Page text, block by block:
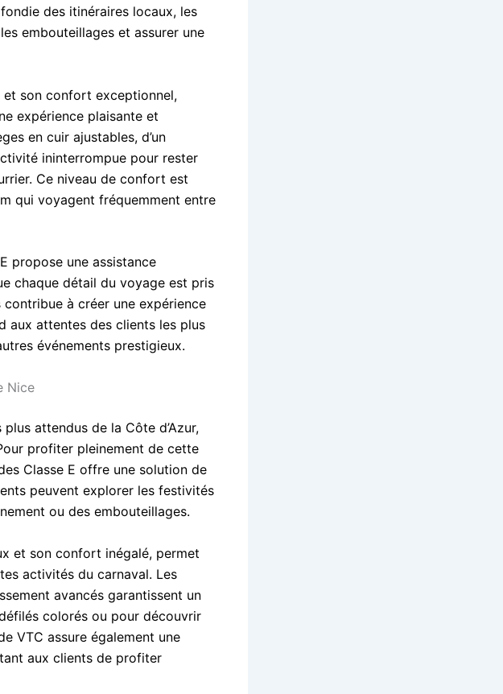
des itinéraires locaux, les
embouteillages et assurer une
et son confort exceptionnel,
expérience plaisante et
en cuir ajustables, d’un
ininterrompue pour rester
Ce niveau de confort est
qui voyagent fréquemment entre
propose une assistance
chaque détail du voyage est pris
à créer une expérience
aux attentes des clients les plus
événements prestigieux.
Nice
attendus de la Côte d’Azur,
profiter pleinement de cette
Classe E offre une solution de
peuvent explorer les festivités
ou des embouteillages.
et son confort inégalé, permet
activités du carnaval. Les
avancés garantissent un
colorés ou pour découvrir
VTC assure également une
aux clients de profiter